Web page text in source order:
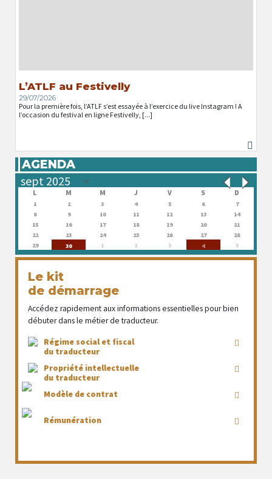
L’ATLF au Festivelly
29/07/2026
Pour la première fois, l’ATLF s’est essayée à l’exercice du live Instagram ! A
l’occasion du festival en ligne Festivelly, [...]
AGENDA
L M M J V S D
1 2 3 4 5 6
7
8
9 10 11 12 13
14
15
16 17 18 19 20
21
22
23 24 25 26 27
28
29
30 1 2 3 4 5
Le kit
de démarrage
Accédez rapidement aux informations essentielles pour bien
débuter dans le métier de traducteur.
Régime social et fiscal
du traducteur
Propriété intellectuelle
du traducteur
Modèle de contrat
Rémunération